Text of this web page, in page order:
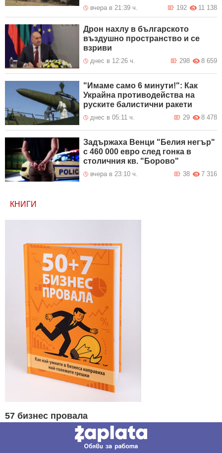
вчера в 21:39 ч. 11 138
192
Дрон нахлу в българското
въздушно пространство и се
взриви
днес в 12:26 ч. 8 659
298
"Имаме само 6 минути!": Как
Украйна противодейства на
руските балистични ракети
днес в 05:11 ч. 8 478
29
Задържаха Венци "Белия негър"
с 460 000 евро след гонка в
столичния кв. "Борово"
вчера в 23:10 ч. 7 316
38
КНИГИ
57 бизнес провала